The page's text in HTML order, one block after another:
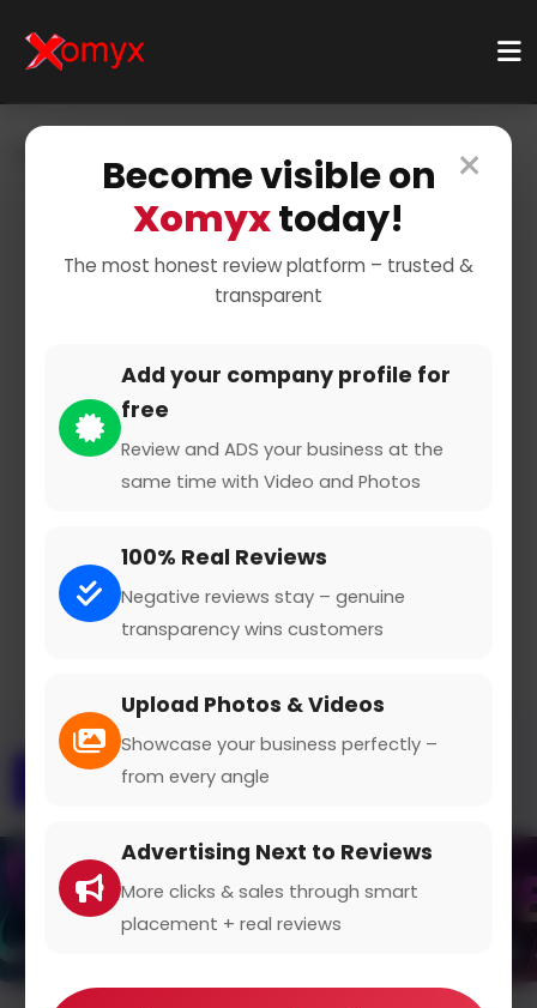
×
Become visible on
Xomyxtoday!
The most honest review platform – trusted &
transparent
Add your company profile for
free
Review and ADS your business at the
same time with Video and Photos
100% Real Reviews
Negative reviews stay – genuine
transparency wins customers
Upload Photos & Videos
Showcase your business perfectly –
from every angle
Advertising Next to Reviews
More clicks & sales through smart
placement + real reviews
Health & Wellness
Dental Care
Teeth Cleaning
Claimed Profile
Overview Gallery